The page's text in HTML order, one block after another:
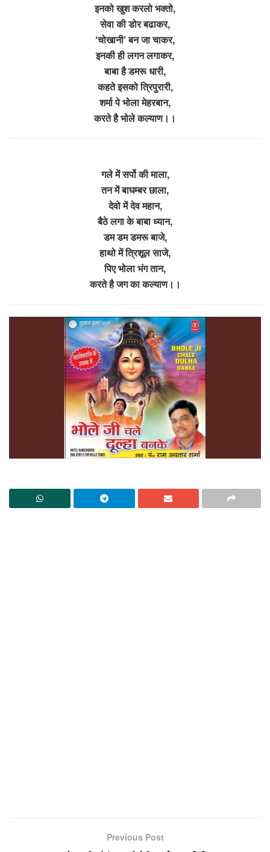
इनको खुश करलो भक्तो,
सेवा की डोर बढाकर,
‘चोखानी’ बन जा चाकर,
इनकी ही लगन लगाकर,
बाबा है डमरू धारी,
कहते इसको त्रिपुरारी,
शर्मा पे भोला मेहरबान,
करते है भोले कल्याण।।
गले में सर्पो की माला,
तन में बाघम्बर छाला,
देवो में देव महान,
बैठे लगा के बाबा ध्यान,
डम डम डमरू बाजे,
हाथो में त्रिशूल साजे,
पिए भोला भंग तान,
करते है जग का कल्याण।।
Previous Post